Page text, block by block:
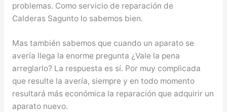
problemas. Como servicio de reparación de
Calderas Sagunto lo sabemos bien.
Mas también sabemos que cuando un aparato se
avería llega la enorme pregunta ¿Vale la pena
arreglarlo? La respuesta es sí. Por muy complicada
que resulte la avería, siempre y en todo momento
resultará más económica la reparación que adquirir un
aparato nuevo.